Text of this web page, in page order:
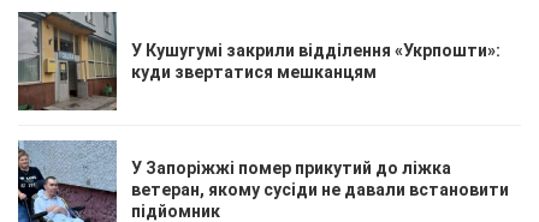
У Кушугумі закрили відділення «Укрпошти»:
куди звертатися мешканцям
У Запоріжжі помер прикутий до ліжка
ветеран, якому сусіди не давали встановити
підйомник